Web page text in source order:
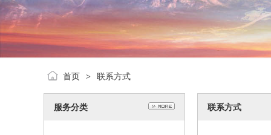
首页 > 联系方式
服务分类 联系方式